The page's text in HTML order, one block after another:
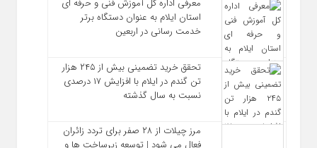
معرفی اداره کل آموزش فنی و حرفه‌ ای
استان ایلام به‌ عنوان دستگاه برتر
خدمت‌ رسانی در اربعین
تحقق خرید تضمینی بیش از ۲۴۵ هزار
تن گندم در ایلام با افزایش ۱۷ درصدی
نسبت به سال گذشته
مرز چیلات از ۲۸ صفر برای تردد زائران
فعال می‌ شود | توسعه زیرساخت‌ ها و